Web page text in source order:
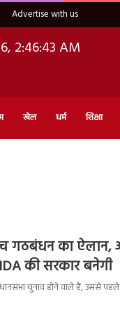
Advertise with us
2:46:44 AM
खेल धर्म शिक्षा
गठबंधन का ऐलान,
की सरकार बनेगी
चुनाव होने वाले हैं, उससे